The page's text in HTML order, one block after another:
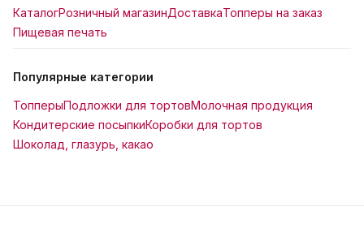
КаталогРозничный магазинДоставкаТопперы на заказ
Пищевая печать
Популярные категории
ТопперыПодложки для тортовМолочная продукция
Кондитерские посыпкиКоробки для тортов
Шоколад, глазурь, какао